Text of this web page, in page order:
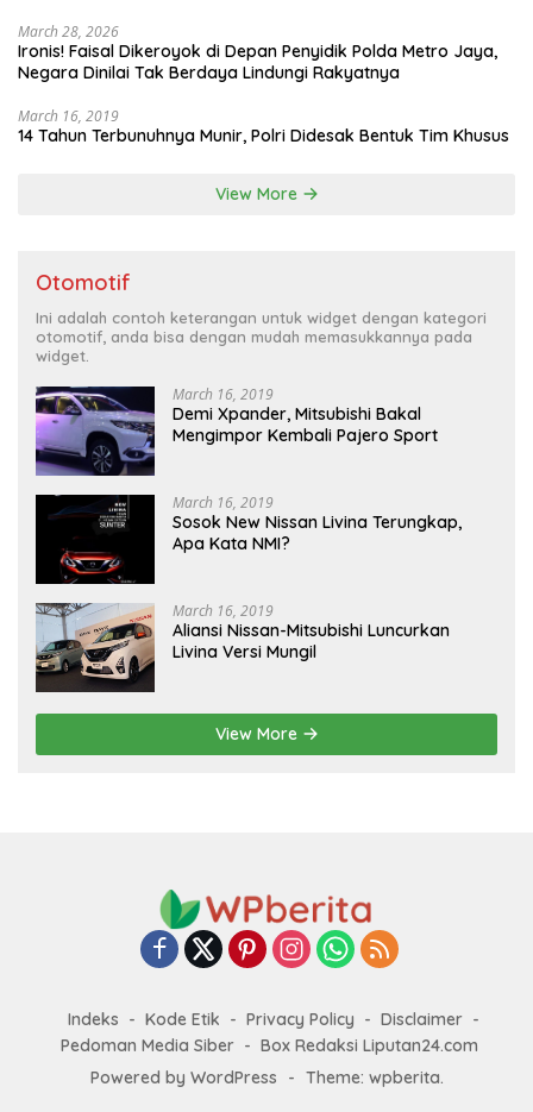
March 28, 2026
Ironis! Faisal Dikeroyok di Depan Penyidik Polda Metro Jaya,
Negara Dinilai Tak Berdaya Lindungi Rakyatnya
March 16, 2019
14 Tahun Terbunuhnya Munir, Polri Didesak Bentuk Tim Khusus
View More
Otomotif
Ini adalah contoh keterangan untuk widget dengan kategori
otomotif, anda bisa dengan mudah memasukkannya pada
widget.
March 16, 2019
Demi Xpander, Mitsubishi Bakal
Mengimpor Kembali Pajero Sport
March 16, 2019
Sosok New Nissan Livina Terungkap,
Apa Kata NMI?
March 16, 2019
Aliansi Nissan-Mitsubishi Luncurkan
Livina Versi Mungil
View More
Indeks Kode Etik Privacy Policy
Disclaimer
Pedoman Media Siber
Box Redaksi Liputan24.com
Powered by WordPress
- Theme: wpberita.